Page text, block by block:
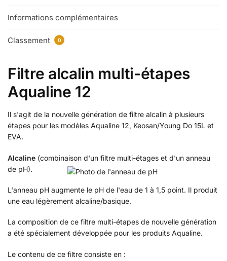
Informations complémentaires
Classement 0
Filtre alcalin multi-étapes
Aqualine 12
Il s'agit de la nouvelle génération de filtre alcalin à plusieurs
étapes pour les modèles Aqualine 12, Keosan/Young Do 15L et
EVA.
Alcaline (combinaison d'un filtre multi-étages et d'un anneau
de pH).
L'anneau pH augmente le pH de l'eau de 1 à 1,5 point. Il produit
une eau légèrement alcaline/basique.
La composition de ce filtre multi-étapes de nouvelle génération
a été spécialement développée pour les produits Aqualine.
Le contenu de ce filtre consiste en :